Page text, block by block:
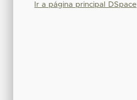
Ir a página principal DSpace